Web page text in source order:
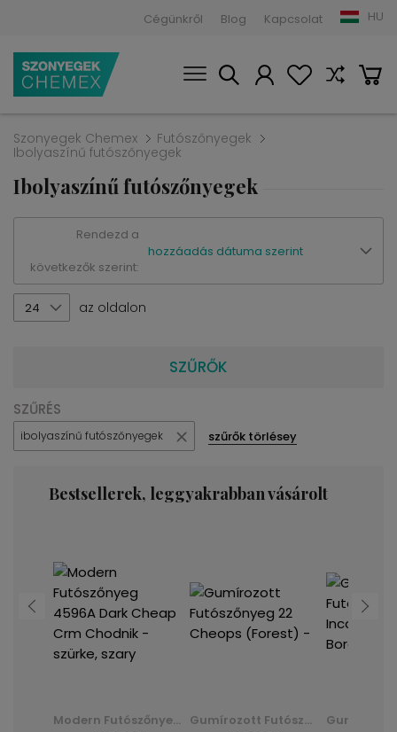
Cégünkről Blog Kapcsolat HU
Szonyegek Chemex
Futószőnyegek
Ibolyaszínű futószőnyegek
Ibolyaszínű futószőnyegek
Rendezd a
következők szerint:
hozzáadás dátuma szerint
24 az oldalon
SZŰRŐK
SZŰRÉS
ibolyaszínű futószőnyegek szűrők törlésey
Bestsellerek, leggyakrabban vásárolt
Modern Futószőnyeg 4596A Dark Cheap Crm Chodnik - szürke, szary Gumírozott Futószőnyeg 22 Cheops (Forest) -